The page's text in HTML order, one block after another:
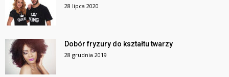
28 lipca 2020
Dobór fryzury do kształtu twarzy
28 grudnia 2019